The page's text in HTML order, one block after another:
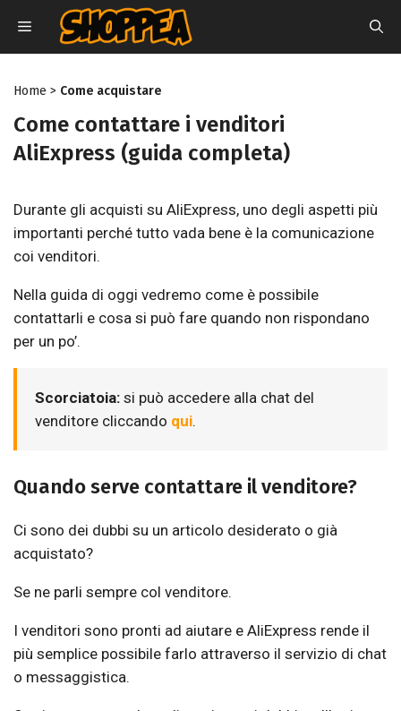
contenuto
MENU
Home > Come acquistare
Come contattare i venditori
AliExpress (guida completa)
Durante gli acquisti su AliExpress, uno degli aspetti più
importanti perché tutto vada bene è la comunicazione
coi venditori.
Nella guida di oggi vedremo come è possibile
contattarli e cosa si può fare quando non rispondano
per un po’.
Scorciatoia: si può accedere alla chat del
venditore cliccando qui.
Quando serve contattare il venditore?
Ci sono dei dubbi su un articolo desiderato o già
acquistato?
Se ne parli sempre col venditore.
I venditori sono pronti ad aiutare e AliExpress rende il
più semplice possibile farlo attraverso il servizio di chat
o messaggistica.